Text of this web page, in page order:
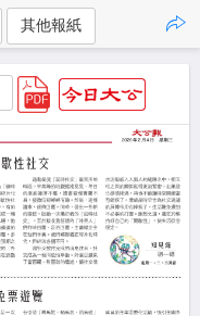
其他報紙